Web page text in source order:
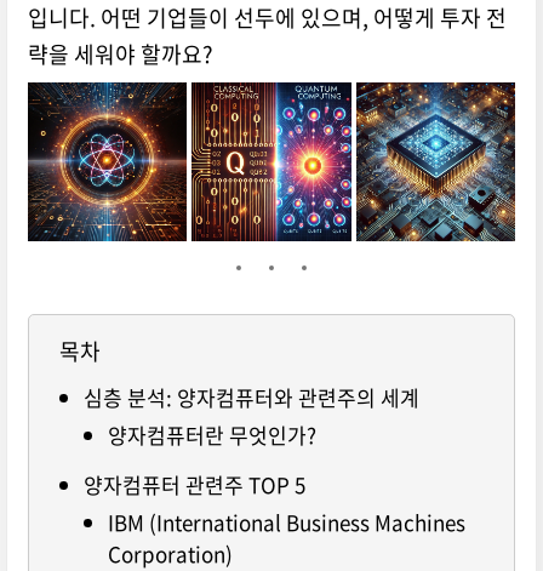
입니다. 어떤 기업들이 선두에 있으며, 어떻게 투자 전
략을 세워야 할까요?
목차
심층 분석: 양자컴퓨터와 관련주의 세계
양자컴퓨터란 무엇인가?
양자컴퓨터 관련주 TOP 5
IBM (International Business Machines
Corporation)